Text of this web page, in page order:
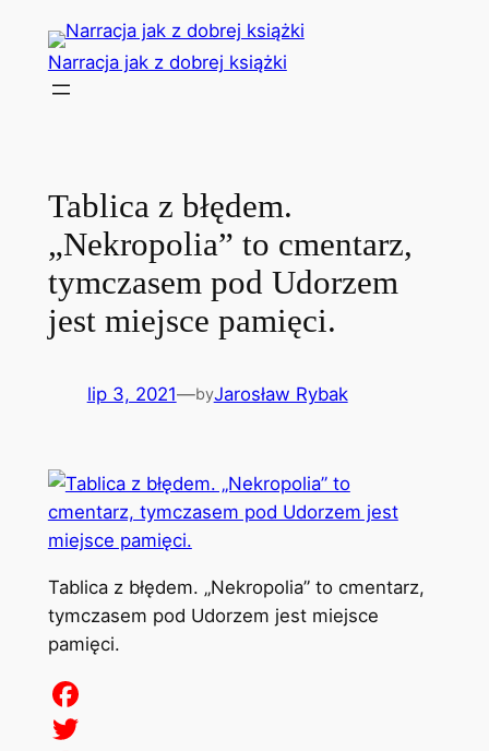
Przejdź
treści
Narracja jak z dobrej książki
Tablica z błędem.
„Nekropolia” to cmentarz,
tymczasem pod Udorzem
jest miejsce pamięci.
lip 3, 2021—byJarosław Rybak
Tablica z błędem. „Nekropolia” to cmentarz,
tymczasem pod Udorzem jest miejsce
pamięci.
Facebook